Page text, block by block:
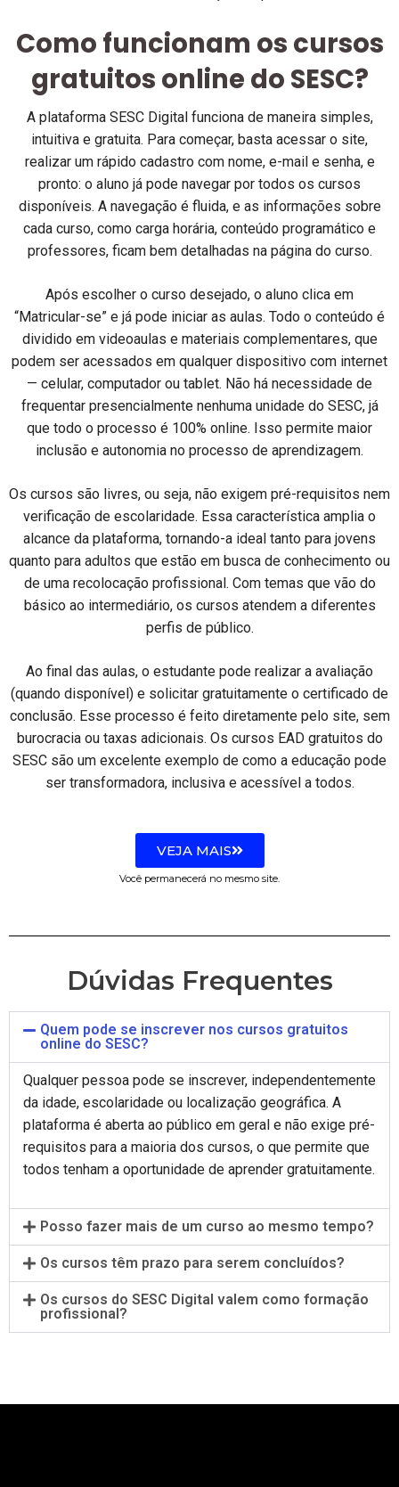
Como funcionam os cursos
gratuitos online do SESC?
A plataforma SESC Digital funciona de maneira simples,
intuitiva e gratuita. Para começar, basta acessar o site,
realizar um rápido cadastro com nome, e-mail e senha, e
pronto: o aluno já pode navegar por todos os cursos
disponíveis. A navegação é fluida, e as informações sobre
cada curso, como carga horária, conteúdo programático e
professores, ficam bem detalhadas na página do curso.
Após escolher o curso desejado, o aluno clica em
“Matricular-se” e já pode iniciar as aulas. Todo o conteúdo é
dividido em videoaulas e materiais complementares, que
podem ser acessados em qualquer dispositivo com internet
— celular, computador ou tablet. Não há necessidade de
frequentar presencialmente nenhuma unidade do SESC, já
que todo o processo é 100% online. Isso permite maior
inclusão e autonomia no processo de aprendizagem.
Os cursos são livres, ou seja, não exigem pré-requisitos nem
verificação de escolaridade. Essa característica amplia o
alcance da plataforma, tornando-a ideal tanto para jovens
quanto para adultos que estão em busca de conhecimento ou
de uma recolocação profissional. Com temas que vão do
básico ao intermediário, os cursos atendem a diferentes
perfis de público.
Ao final das aulas, o estudante pode realizar a avaliação
(quando disponível) e solicitar gratuitamente o certificado de
conclusão. Esse processo é feito diretamente pelo site, sem
burocracia ou taxas adicionais. Os cursos EAD gratuitos do
SESC são um excelente exemplo de como a educação pode
ser transformadora, inclusiva e acessível a todos.
VEJA MAIS
Você permanecerá no mesmo site.
Dúvidas Frequentes
Quem pode se inscrever nos cursos gratuitos
online do SESC?
Qualquer pessoa pode se inscrever, independentemente
da idade, escolaridade ou localização geográfica. A
plataforma é aberta ao público em geral e não exige pré-
requisitos para a maioria dos cursos, o que permite que
todos tenham a oportunidade de aprender gratuitamente.
Posso fazer mais de um curso ao mesmo tempo?
Os cursos têm prazo para serem concluídos?
Os cursos do SESC Digital valem como formação
profissional?